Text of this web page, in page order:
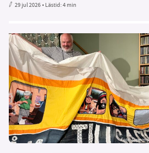
29 jul 2026• Lästid:4 min
Foto: